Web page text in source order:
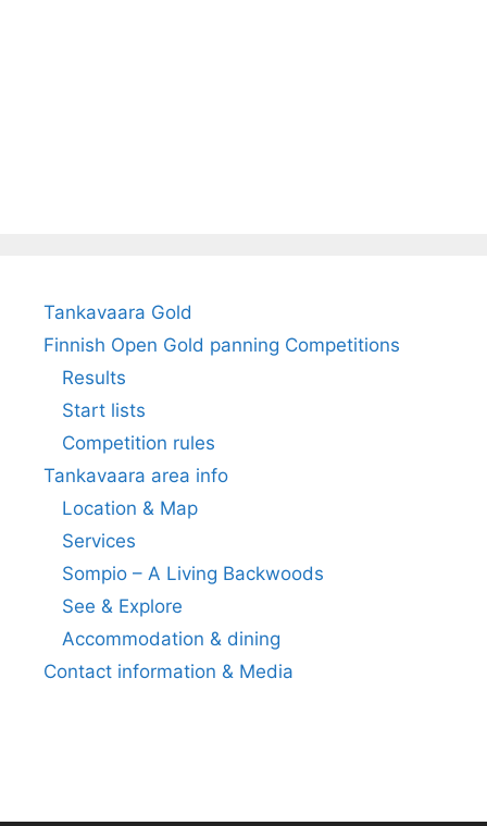
Tankavaara Gold
Finnish Open Gold panning Competitions
Results
Start lists
Competition rules
Tankavaara area info
Location & Map
Services
Sompio – A Living Backwoods
See & Explore
Accommodation & dining
Contact information & Media